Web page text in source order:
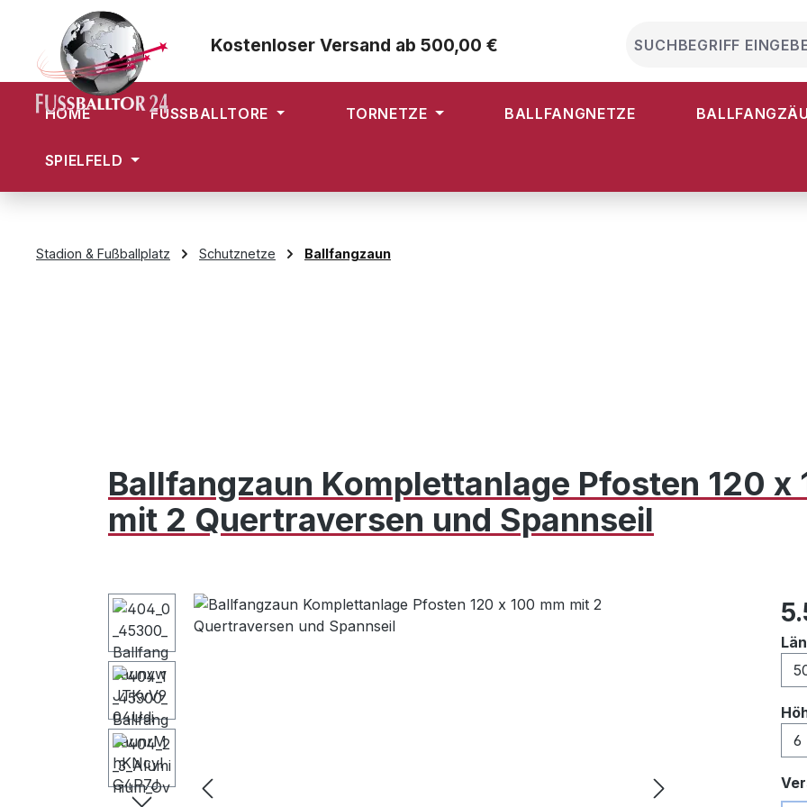
Hauptinhalt springen
Zur Suche springen
Zur Hauptnavigation springen
Kostenloser Versand ab 500,00 €
HOME FUSSBALLTORE TORNETZE BALLFANGNETZE
SPIELFELD
Stadion & Fußballplatz Schutznetze Ballfangzaun
Ballfangzaun Komplettanlage Pfosten 120 x
mit 2 Quertraversen und Spannseil
Bildergalerie überspringen